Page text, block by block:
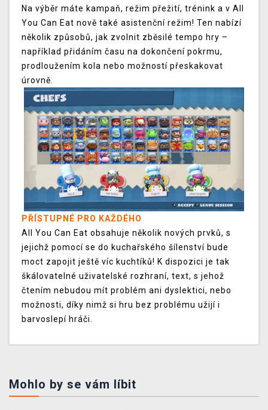
Na výběr máte kampaň, režim přežití, trénink a v All
You Can Eat nově také asistenční režim! Ten nabízí
několik způsobů, jak zvolnit zběsilé tempo hry –
například přidáním času na dokončení pokrmu,
prodloužením kola nebo možností přeskakovat
úrovně.
PŘÍSTUPNÉ PRO KAŽDÉHO
All You Can Eat obsahuje několik nových prvků, s
jejichž pomocí se do kuchařského šílenství bude
moct zapojit ještě víc kuchtíků! K dispozici je tak
škálovatelné uživatelské rozhraní, text, s jehož
čtením nebudou mít problém ani dyslektici, nebo
možnosti, díky nimž si hru bez problému užijí i
barvoslepí hráči.
Mohlo by se vám líbit